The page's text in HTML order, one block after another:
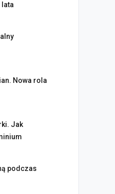
lata
Nowa rola
Jak
podczas